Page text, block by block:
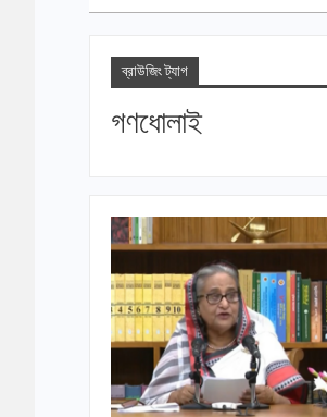
ব্রাউজিং ট্যাগ
গণধোলাই